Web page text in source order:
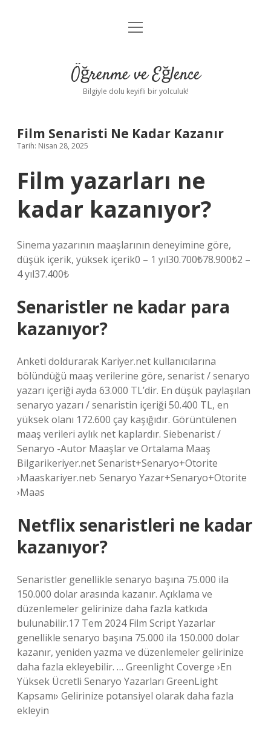
Anasayfa
Yasal Uyarı
menüyü
Öğrenme ve Eğlence
Bilgiyle dolu keyifli bir yolculuk!
Film Senaristi Ne Kadar Kazanır
Tarih: Nisan 28, 2025
Film yazarları ne
kadar kazanıyor?
Sinema yazarının maaşlarının deneyimine göre,
düşük içerik, yüksek içerik0 – 1 yıl30.700₺78.900₺2 –
4 yıl37.400₺
Senaristler ne kadar para
kazanıyor?
Anketi doldurarak Kariyer.net kullanıcılarına
bölündüğü maaş verilerine göre, senarist / senaryo
yazarı içeriği ayda 63.000 TL’dir. En düşük paylaşılan
senaryo yazarı / senaristin içeriği 50.400 TL, en
yüksek olanı 172.600 çay kaşığıdır. Görüntülenen
maaş verileri aylık net kaplardır. Siebenarist /
Senaryo -Autor Maaşlar ve Ortalama Maaş
Bilgarikeriyer.net Senarist+Senaryo+Otorite
›Maaskariyer.net› Senaryo Yazar+Senaryo+Otorite
›Maas
Netflix senaristleri ne kadar
kazanıyor?
Senaristler genellikle senaryo başına 75.000 ila
150.000 dolar arasında kazanır. Açıklama ve
düzenlemeler gelirinize daha fazla katkıda
bulunabilir.17 Tem 2024 Film Script Yazarlar
genellikle senaryo başına 75.000 ila 150.000 dolar
kazanır, yeniden yazma ve düzenlemeler gelirinize
daha fazla ekleyebilir. … Greenlight Coverge ›En
Yüksek Ücretli Senaryo Yazarları GreenLight
Kapsamı› Gelirinize potansiyel olarak daha fazla
ekleyin